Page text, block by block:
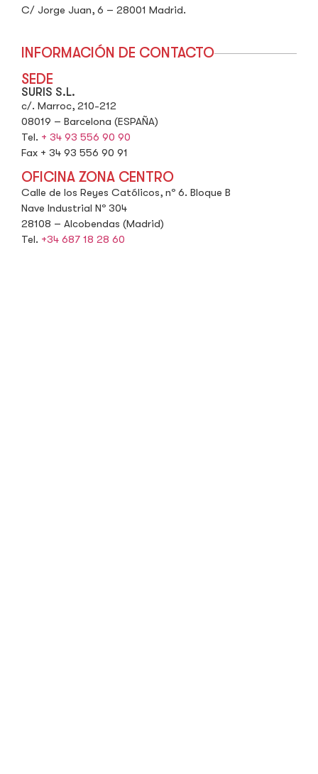
C/ Jorge Juan, 6 – 28001 Madrid.
INFORMACIÓN DE CONTACTO
SEDE
SURIS S.L.
c/. Marroc, 210-212
08019 – Barcelona (ESPAÑA)
Tel. + 34 93 556 90 90
Fax + 34 93 556 90 91
OFICINA ZONA CENTRO
Calle de los Reyes Católicos, nº 6. Bloque B
Nave Industrial Nº 304
28108 – Alcobendas (Madrid)
Tel. +34 687 18 28 60